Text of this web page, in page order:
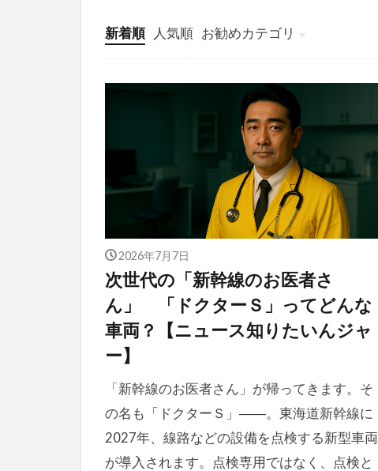
新着順 人気順 お勧めカテゴリ
投稿
学び
マンガ
電子書籍
2026年7月7日
次世代の「新幹線のお医者さ
ん」 「ドクターＳ」ってどんな
車両？【ニュース知りたいんジャ
ー】
「新幹線のお医者さん」が帰ってきます。そ
の名も「ドクターＳ」――。東海道新幹線に
2027年、線路などの設備を点検する新型車両
が導入されます。点検専用ではなく、点検と